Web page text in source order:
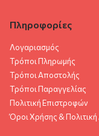
Πληροφορίες
Λογαριασμός
Τρόποι Πληρωμής
Τρόποι Αποστολής
Τρόποι Παραγγελίας
Πολιτική Επιστροφών
Όροι Χρήσης &